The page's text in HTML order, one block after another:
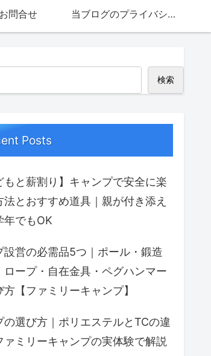
お問合せ 当ブログのプライバシー
検索
Posts
もと薪割り】キャンプで安全に楽
法とおすすめ道具｜親が付き添え
年でもOK
設営の必需品5つ｜ポール・鍛造
ロープ・自在金具・ペグハンマー
方【ファミリーキャンプ】
の選び方｜ポリエステルとTCの違
ァミリーキャンプの実体験で解説